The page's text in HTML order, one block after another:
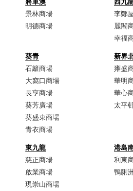
將軍澳
景林商場
明德商場
西九
李鄭
麗閣
幸福
葵青
石籬商場
大窩口商場​
長亨商場
葵芳廣場
葵盛東商場
青衣商場​
新界
雍盛
華明
華心
太平
東九龍
慈正商場​
啟業商場​
現崇山商場​
港島
利東
鴨脷